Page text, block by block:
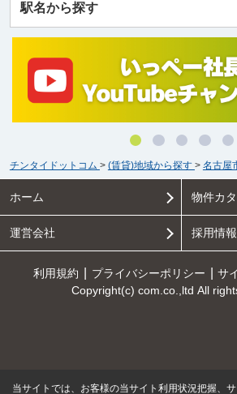
駅名から探す
チンタイドットコム > (賃貸)地域から探す > 名古屋
ホーム 物件カ
運営会社 採用情報
利用規約 プライバシーポリシー サ
Copyright(c) com.co.,ltd All
当サイトでは、お客様の当サイト利用状況把握、